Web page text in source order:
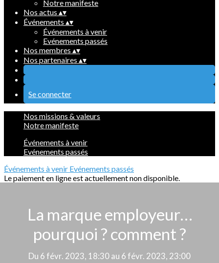
Notre manifeste
Nos actus ▴▾
Événements ▴▾
Événements à venir
Evénements passés
Nos membres ▴▾
Nos partenaires ▴▾
Se connecter
Nos missions & valeurs
Notre manifeste
Événements à venir
Evénements passés
Événements à venir Evénements passés
Le paiement en ligne est actuellement non disponible.
La marque employeur…
pourquoi ? comment ?
Du 6 févr. 2023, 18:30 au 6 févr. 2023, 23:00